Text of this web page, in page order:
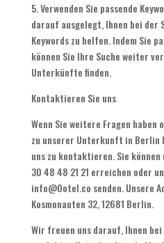
5. Verwenden Sie passende
darauf ausgelegt, Ihnen bei der
Keywords zu helfen. Indem Sie
können Sie Ihre Suche weiter
Unterkünfte finden.
Kontaktieren Sie uns
Wenn Sie weitere Fragen
zu unserer Unterkunft in Berlin
uns zu kontaktieren. Sie
30 48 48 21 21 erreichen oder
info@Ootel.co senden. Unsere
Kosmonauten 32, 12681 Berlin.
Wir freuen uns darauf, Ihnen